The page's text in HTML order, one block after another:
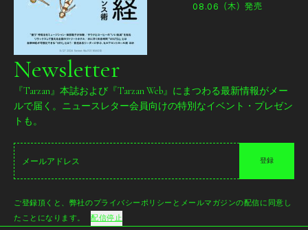
08.06（木）発売
Newsletter
『Tarzan』本誌および『Tarzan Web』にまつわる最新情報がメー
ルで届く。ニュースレター会員向けの特別なイベント・プレゼン
トも。
登録
ご登録頂くと、弊社のプライバシーポリシーとメールマガジンの配信に同意し
たことになります。
配信停止